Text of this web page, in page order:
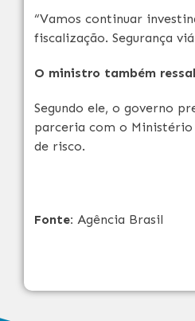
“Vamos continuar
fiscalização. Segurança
O ministro também
Segundo ele, o governo
parceria com o
de risco.
Fonte: Agência Brasil